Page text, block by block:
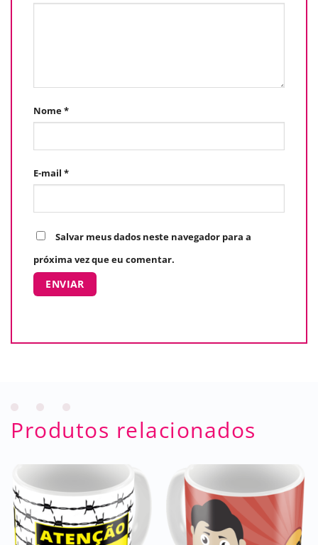
Nome*
E-mail *
Salvar meus dados neste navegador para a
próxima vez que eu comentar.
Produtos relacionados